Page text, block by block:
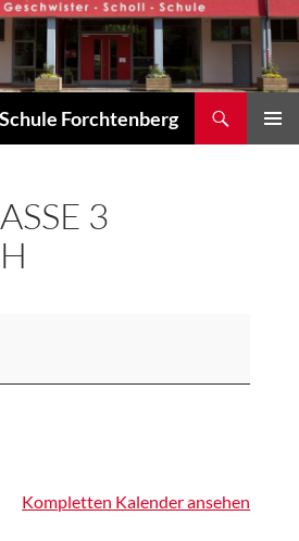
Forchtenberg
3
Kompletten Kalender ansehen